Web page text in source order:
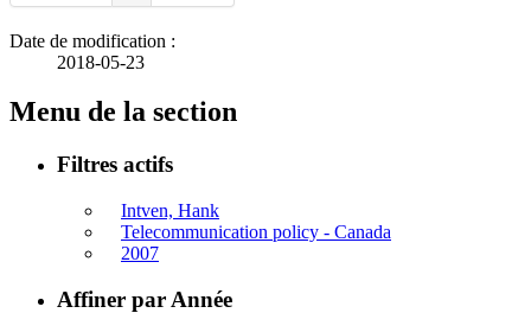
Date de modification :
2018-05-23
Menu de la section
Filtres actifs
Intven, Hank
Telecommunication policy - Canada
2007
Affiner par Année